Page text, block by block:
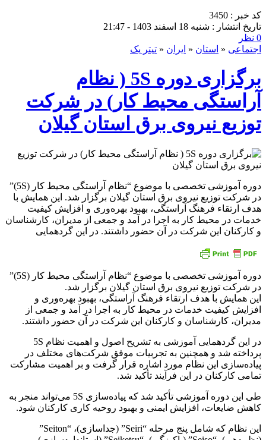
کد خبر : 3450
تاریخ انتشار : شنبه 18 اسفند 1403 - 21:47
0 نظر
اجتماعی « استان « ایران « تیتر یک
برگزاری دوره 5S ( نظام
آراستگی محیط كار) در شركت
توزیع نیروی برق استان گیلان
دوره آموزشی تخصصی با موضوع “نظام آراستگی محیط کار (5S)”
در شرکت توزیع نیروی برق استان گیلان برگزار شد. این همایش با
هدف ارتقاء فرهنگ آراستگی، بهبود بهره‌وری و افزایش کیفیت
خدمات در محیط کار به اجرا در آمد و جمعی از مدیران، کارشناسان
و کارکنان این شرکت در آن حضور داشتند. در این گردهمایی
دوره آموزشی تخصصی با موضوع “نظام آراستگی محیط کار (5S)”
در شرکت توزیع نیروی برق استان گیلان برگزار شد.
این همایش با هدف ارتقاء فرهنگ آراستگی، بهبود بهره‌وری و
افزایش کیفیت خدمات در محیط کار به اجرا در آمد و جمعی از
مدیران، کارشناسان و کارکنان این شرکت در آن حضور داشتند.
در این گردهمایی آموزشی به تشریح اصول و اهمیت نظام 5S
پرداخته شد و همچنین به تجربیات موفق شرکت‌های مختلف در
پیاده‌سازی این نظام مورد اشاره قرار گرفت و بر اهمیت مشارکت
تمامی کارکنان در این فرآیند تأکید شد.
طی این دوره آموزشی تأکید شد که پیاده‌سازی 5S می‌تواند منجر به
کاهش ضایعات، افزایش ایمنی و بهبود روحیه کاری کارکنان شود.
این نظام که شامل پنج مرحله “Seiri” (جداسازی)، “Seiton”